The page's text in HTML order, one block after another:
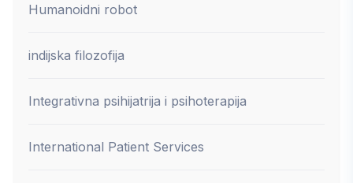
Humanoidni robot
indijska filozofija
Integrativna psihijatrija i psihoterapija
International Patient Services